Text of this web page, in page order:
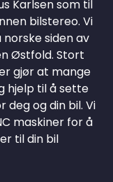
Karlsen som til
bilstereo. Vi
siden av
Østfold. Stort
gjør at mange
hjelp til å sette
deg og din bil. Vi
maskiner for å
til din bil